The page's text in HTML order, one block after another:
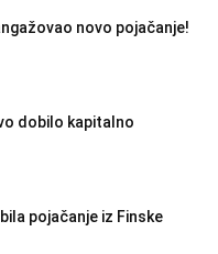
novo pojačanje!
dobilo kapitalno
pojačanje iz Finske